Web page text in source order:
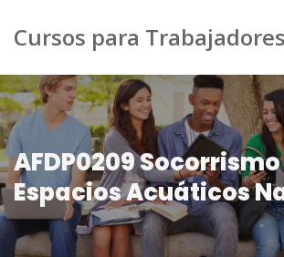
Cursos para Trabajadores
AFDP0209
Espacios Acuáticos